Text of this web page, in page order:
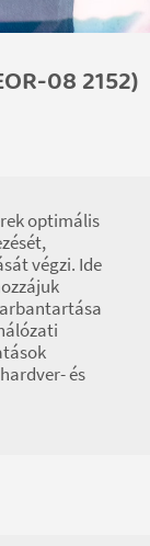
08 2152)
optimális
végzi. Ide
és